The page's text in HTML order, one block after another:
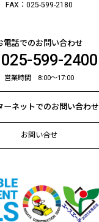
FAX：025-599-2180
電話でのお問い合わせ
025-599-2400
営業時間 8:00～17:00
ーネットでのお問い合わせ
お問い合せ